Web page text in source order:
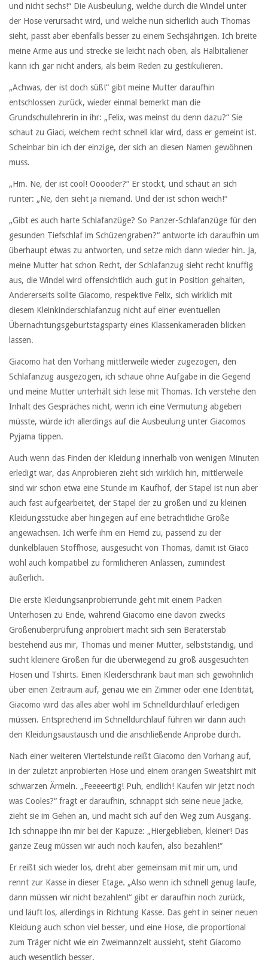
und nicht sechs!“ Die Ausbeulung, welche durch die Windel unter
der Hose verursacht wird, und welche nun sicherlich auch Thomas
sieht, passt aber ebenfalls besser zu einem Sechsjährigen. Ich breite
meine Arme aus und strecke sie leicht nach oben, als Halbitaliener
kann ich gar nicht anders, als beim Reden zu gestikulieren.
„Achwas, der ist doch süß!“ gibt meine Mutter daraufhin
entschlossen zurück, wieder einmal bemerkt man die
Grundschullehrerin in ihr: „Felix, was meinst du denn dazu?“ Sie
schaut zu Giaci, welchem recht schnell klar wird, dass er gemeint ist.
Scheinbar bin ich der einzige, der sich an diesen Namen gewöhnen
muss.
„Hm. Ne, der ist cool! Ooooder?“ Er stockt, und schaut an sich
runter: „Ne, den sieht ja niemand. Und der ist schön weich!“
„Gibt es auch harte Schlafanzüge? So Panzer-Schlafanzüge für den
gesunden Tiefschlaf im Schüzengraben?“ antworte ich daraufhin um
überhaupt etwas zu antworten, und setze mich dann wieder hin. Ja,
meine Mutter hat schon Recht, der Schlafanzug sieht recht knuffig
aus, die Windel wird offensichtlich auch gut in Position gehalten,
Andererseits sollte Giacomo, respektive Felix, sich wirklich mit
diesem Kleinkinderschlafanzug nicht auf einer eventuellen
Übernachtungsgeburtstagsparty eines Klassenkameraden blicken
lassen.
Giacomo hat den Vorhang mittlerweile wieder zugezogen, den
Schlafanzug ausgezogen, ich schaue ohne Aufgabe in die Gegend
und meine Mutter unterhält sich leise mit Thomas. Ich verstehe den
Inhalt des Gespräches nicht, wenn ich eine Vermutung abgeben
müsste, würde ich allerdings auf die Ausbeulung unter Giacomos
Pyjama tippen.
Auch wenn das Finden der Kleidung innerhalb von wenigen Minuten
erledigt war, das Anprobieren zieht sich wirklich hin, mittlerweile
sind wir schon etwa eine Stunde im Kaufhof, der Stapel ist nun aber
auch fast aufgearbeitet, der Stapel der zu großen und zu kleinen
Kleidungsstücke aber hingegen auf eine beträchtliche Größe
angewachsen. Ich werfe ihm ein Hemd zu, passend zu der
dunkelblauen Stoffhose, ausgesucht von Thomas, damit ist Giaco
wohl auch kompatibel zu förmlicheren Anlässen, zumindest
äußerlich.
Die erste Kleidungsanprobierrunde geht mit einem Packen
Unterhosen zu Ende, während Giacomo eine davon zwecks
Größenüberprüfung anprobiert macht sich sein Beraterstab
bestehend aus mir, Thomas und meiner Mutter, selbstständig, und
sucht kleinere Größen für die überwiegend zu groß ausgesuchten
Hosen und Tshirts. Einen Kleiderschrank baut man sich gewöhnlich
über einen Zeitraum auf, genau wie ein Zimmer oder eine Identität,
Giacomo wird das alles aber wohl im Schnelldurchlauf erledigen
müssen. Entsprechend im Schnelldurchlauf führen wir dann auch
den Kleidungsaustausch und die anschließende Anprobe durch.
Nach einer weiteren Viertelstunde reißt Giacomo den Vorhang auf,
in der zuletzt anprobierten Hose und einem orangen Sweatshirt mit
schwarzen Ärmeln. „Feeeeertig! Puh, endlich! Kaufen wir jetzt noch
was Cooles?“ fragt er daraufhin, schnappt sich seine neue Jacke,
zieht sie im Gehen an, und macht sich auf den Weg zum Ausgang.
Ich schnappe ihn mir bei der Kapuze: „Hiergeblieben, kleiner! Das
ganze Zeug müssen wir auch noch kaufen, also bezahlen!“
Er reißt sich wieder los, dreht aber gemeinsam mit mir um, und
rennt zur Kasse in dieser Etage. „Also wenn ich schnell genug laufe,
dann müssen wir nicht bezahlen!“ gibt er daraufhin noch zurück,
und läuft los, allerdings in Richtung Kasse. Das geht in seiner neuen
Kleidung auch schon viel besser, und eine Hose, die proportional
zum Träger nicht wie ein Zweimannzelt aussieht, steht Giacomo
auch wesentlich besser.